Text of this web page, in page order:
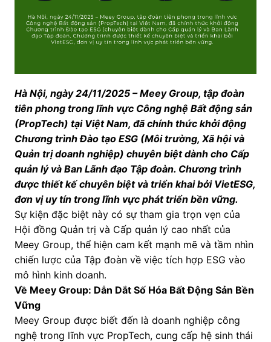
Hà Nội, ngày 24/11/2025 – Meey Group, tập đoàn
tiên phong trong lĩnh vực Công nghệ Bất động sản
(PropTech) tại Việt Nam, đã chính thức khởi động
Chương trình Đào tạo ESG (Môi trường, Xã hội và
Quản trị doanh nghiệp) chuyên biệt dành cho Cấp
quản lý và Ban Lãnh đạo Tập đoàn. Chương trình
được thiết kế chuyên biệt và triển khai bởi VietESG,
đơn vị uy tín trong lĩnh vực phát triển bền vững.
Sự kiện đặc biệt này có sự tham gia trọn vẹn của
Hội đồng Quản trị và Cấp quản lý cao nhất của
Meey Group, thể hiện cam kết mạnh mẽ và tầm nhìn
chiến lược của Tập đoàn về việc tích hợp ESG vào
mô hình kinh doanh.
Về Meey Group: Dẫn Dắt Số Hóa Bất Động Sản Bền
Vững
Meey Group được biết đến là doanh nghiệp công
nghệ trong lĩnh vực PropTech, cung cấp hệ sinh thái